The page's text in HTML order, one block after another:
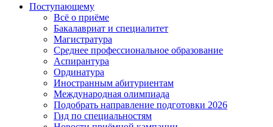
Поступающему
Всё о приёме
Бакалавриат и специалитет
Магистратура
Среднее профессиональное образование
Аспирантура
Ординатура
Иностранным абитуриентам
Международная олимпиада
Подобрать направление подготовки 2026
Гид по специальностям